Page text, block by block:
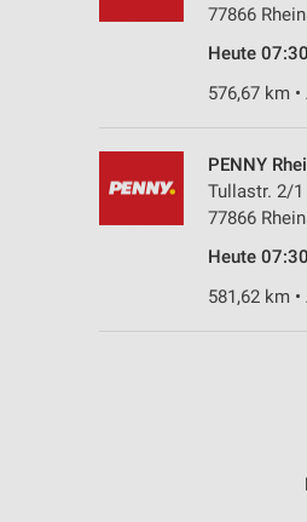
77866
Heute
576,67 km
PENNY
Tullastr. 2/1
77866
Heute
581,62 km